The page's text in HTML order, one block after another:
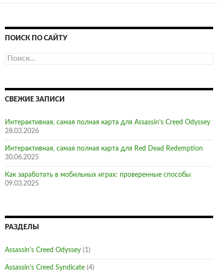
ПОИСК ПО САЙТУ
Найти:
СВЕЖИЕ ЗАПИСИ
Интерактивная, самая полная карта для Assassin’s Creed Odyssey
28.03.2026
Интерактивная, самая полная карта для Red Dead Redemption
30.06.2025
Как заработать в мобильных играх: проверенные способы
09.03.2025
РАЗДЕЛЫ
Assassin's Creed Odyssey (1)
Assassin's Creed Syndicate (4)